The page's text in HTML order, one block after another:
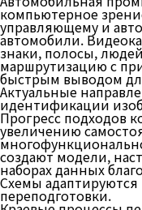
компьютерное
управляющему и
автомобили.
знаки, полосы,
маршрутизацию с
быстрым выводом
Актуальные
идентификации
Прогресс подходов
увеличению
создают модели,
наборах данных
Схемы
переподготовки.